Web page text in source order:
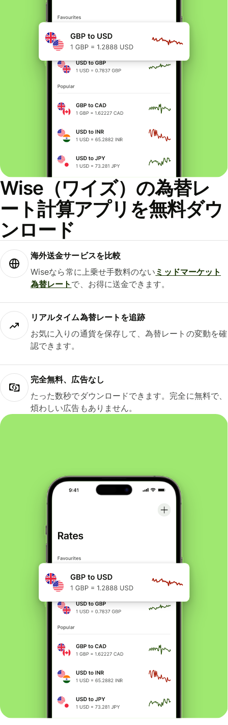
Wise（ワイズ）の為替レ
ート計算アプリを無料ダウ
ンロード
海外送金サービスを比較
Wiseなら常に上乗せ手数料のない ミッドマーケット
為替レート で、お得に送金できます。
リアルタイム為替レートを追跡
お気に入りの通貨を保存して、為替レートの変動を確
認できます。
完全無料、広告なし
たった数秒でダウンロードできます。完全に無料で、
煩わしい広告もありません。